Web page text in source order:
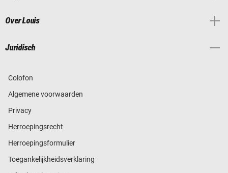
Over Louis
Juridisch
Colofon
Algemene voorwaarden
Privacy
Herroepingsrecht
Herroepingsformulier
Toegankelijkheidsverklaring